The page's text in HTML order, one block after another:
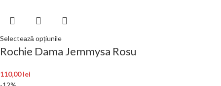
Selectează opțiunile
Rochie Dama Jemmysa Rosu
110,00lei